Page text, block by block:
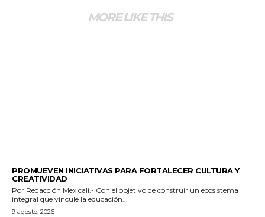
MORE LIKE THIS
PROMUEVEN INICIATIVAS PARA FORTALECER CULTURA Y
CREATIVIDAD
Por Redacción Mexicali.- Con el objetivo de construir un ecosistema
integral que vincule la educación...
9 agosto, 2026